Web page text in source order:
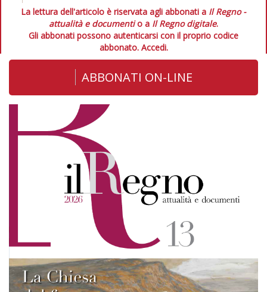
La lettura dell'articolo è riservata agli abbonati a Il Regno -
attualità e documentio a Il Regno digitale.
Gli abbonati possono autenticarsi con il proprio codice
abbonato. Accedi.
ABBONATI ON-LINE